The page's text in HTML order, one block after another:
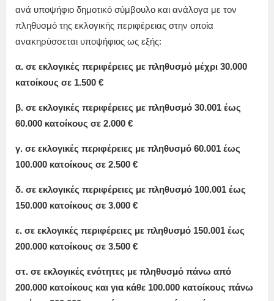
ανά υποψήφιο δημοτικό σύμβουλο και ανάλογα με τον
πληθυσμό της εκλογικής περιφέρειας στην οποία
ανακηρύσσεται υποψήφιος ως εξής:
α. σε εκλογικές περιφέρειες με πληθυσμό μέχρι 30.000
κατοίκους σε 1.500 €
β. σε εκλογικές περιφέρειες με πληθυσμό 30.001 έως
60.000 κατοίκους σε 2.000 €
γ. σε εκλογικές περιφέρειες με πληθυσμό 60.001 έως
100.000 κατοίκους σε 2.500 €
δ. σε εκλογικές περιφέρειες με πληθυσμό 100.001 έως
150.000 κατοίκους σε 3.000 €
ε. σε εκλογικές περιφέρειες με πληθυσμό 150.001 έως
200.000 κατοίκους σε 3.500 €
στ. σε εκλογικές ενότητες με πληθυσμό πάνω από
200.000 κατοίκους και για κάθε 100.000 κατοίκους πάνω